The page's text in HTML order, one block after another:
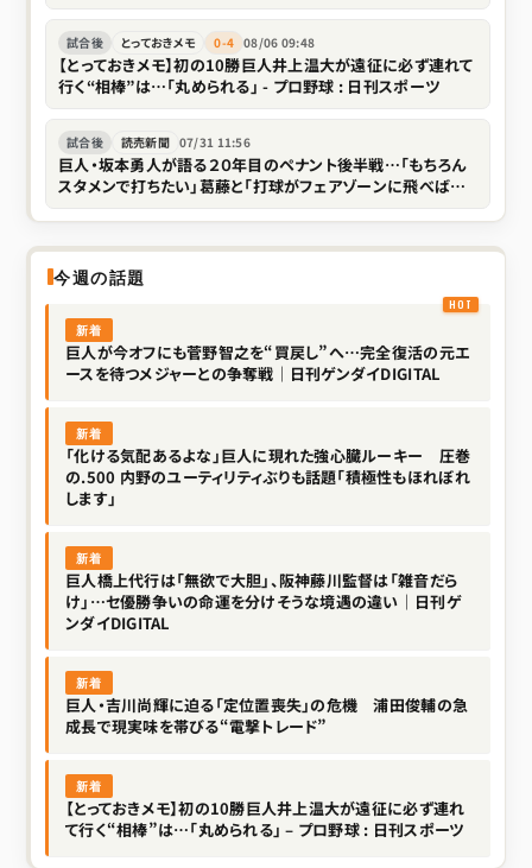
試合後 とっておきメモ 0-4 08/06 09:48
【とっておきメモ】初の10勝巨人井上温大が遠征に必ず連れて
行く“相棒”は…「丸められる」 - プロ野球 : 日刊スポーツ
試合後 読売新聞 07/31 11:56
巨人・坂本勇人が語る２０年目のペナント後半戦…「もちろん
スタメンで打ちたい」葛藤と「打球がフェアゾーンに飛べばい
今週の話題
新着
巨人が今オフにも菅野智之を“買戻し”へ…完全復活の元エ
ースを待つメジャーとの争奪戦｜日刊ゲンダイDIGITAL
新着
「化ける気配あるよな」巨人に現れた強心臓ルーキー 圧巻
の.500 内野のユーティリティぶりも話題「積極性もほれぼれ
します」
新着
巨人橋上代行は「無欲で大胆」、阪神藤川監督は「雑音だら
け」…セ優勝争いの命運を分けそうな境遇の違い｜日刊ゲ
ンダイDIGITAL
新着
巨人・吉川尚輝に迫る「定位置喪失」の危機 浦田俊輔の急
成長で現実味を帯びる“電撃トレード”
新着
【とっておきメモ】初の10勝巨人井上温大が遠征に必ず連れ
て行く“相棒”は…「丸められる」 – プロ野球 : 日刊スポーツ